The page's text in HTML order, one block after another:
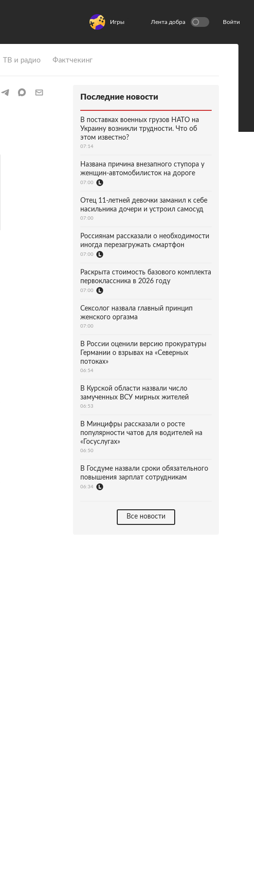
Игры Лента добра Войти
ТВ и радио Фактчекинг
Последние новости
В поставках военных грузов НАТО на
Украину возникли трудности. Что об
этом известно?
07:14
Названа причина внезапного ступора у
женщин-автомобилисток на дороге
07:00
Отец 11-летней девочки заманил к себе
насильника дочери и устроил самосуд
07:00
Россиянам рассказали о необходимости
иногда перезагружать смартфон
07:00
Раскрыта стоимость базового комплекта
первоклассника в 2026 году
07:00
Сексолог назвала главный принцип
женского оргазма
07:00
В России оценили версию прокуратуры
Германии о взрывах на «Северных
потоках»
06:54
В Курской области назвали число
замученных ВСУ мирных жителей
06:53
В Минцифры рассказали о росте
популярности чатов для водителей на
«Госуслугах»
06:50
В Госдуме назвали сроки обязательного
повышения зарплат сотрудникам
06:34
Все новости